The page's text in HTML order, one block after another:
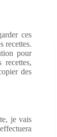
ces
recettes.
pour
des
je vais